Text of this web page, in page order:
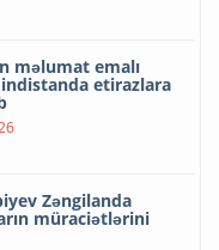
məlumat emalı
etirazlara
Zəngilanda
müraciətlərini